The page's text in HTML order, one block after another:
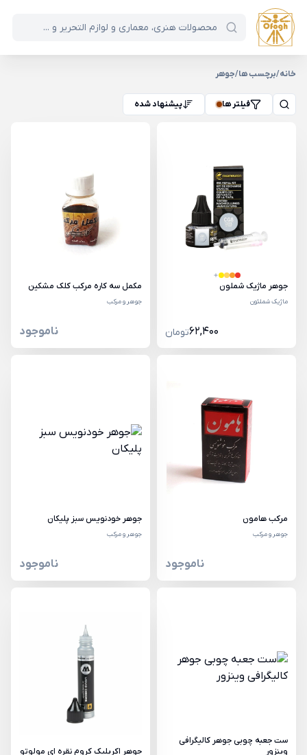
خانه/برچسب ها/جوهر
فیلتر ها پیشنهاد شده
جوهر ماژیک شملون
ماژیک شملئون
62,400تومان
مکمل سه کاره مرکب کلک مشکین
جوهر و مرکب
ناموجود
مرکب هامون
جوهر و مرکب
ناموجود
جوهر خودنویس سبز پلیکان
جوهر و مرکب
ناموجود
ست جعبه چوبی جوهر کالیگرافی
وینزور
جوهر اکریلیک کروم نقره ای مولوتو